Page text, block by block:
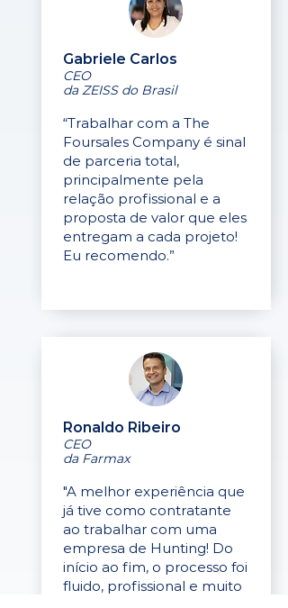
Gabriele Carlos
CEO
da ZEISS do Brasil
“Trabalhar com a The
Foursales Company é sinal
de parceria total,
principalmente pela
relação profissional e a
proposta de valor que eles
entregam a cada projeto!
Eu recomendo.”
Ronaldo Ribeiro
CEO
da Farmax
"A melhor experiência que
já tive como contratante
ao trabalhar com uma
empresa de Hunting! Do
início ao fim, o processo foi
fluido, profissional e muito